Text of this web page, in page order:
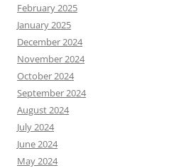
February 2025
January 2025
December 2024
November 2024
October 2024
September 2024
August 2024
July 2024
June 2024
May 2024